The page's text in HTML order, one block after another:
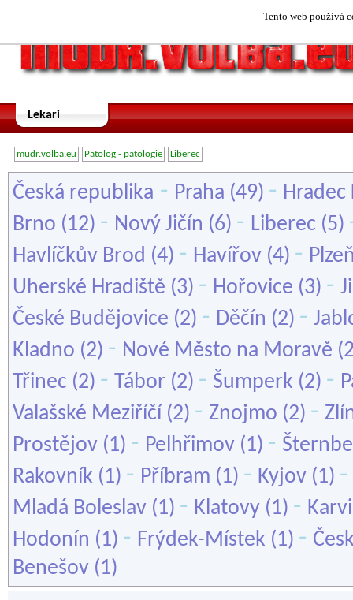
Tento web používá
Lekari
mudr.volba.eu Patolog - patologie Liberec
Česká republika - Praha (49) - Hradec
Brno (12) - Nový Jičín (6) - Liberec (5)
Havlíčkův Brod (4) - Havířov (4) -
Uherské Hradiště (3) - Hořovice (3) -
České Budějovice (2) - Děčín (2) -
Kladno (2) - Nové Město na Moravě
Třinec (2) - Tábor (2) - Šumperk (2) -
Valašské Meziříčí (2) - Znojmo (2) -
Prostějov (1) - Pelhřimov (1) -
Rakovník (1) - Příbram (1) - Kyjov (1) -
Mladá Boleslav (1) - Klatovy (1) -
Hodonín (1) - Frýdek-Místek (1) -
Benešov (1)